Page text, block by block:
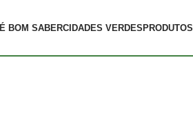
É BOM SABERCIDADES VERDES PRODUTOS